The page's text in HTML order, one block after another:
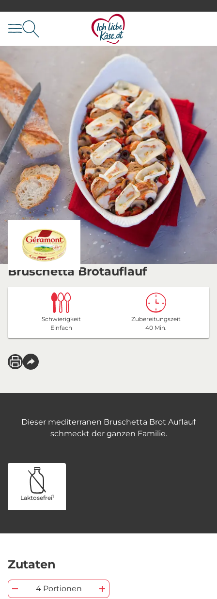
Bruschetta Brotauflauf
Schwierigkeit
Einfach
Zubereitungszeit
40 Min.
Dieser mediterranen Bruschetta Brot Auflauf
schmeckt der ganzen Familie.
Laktosefrei1
Zutaten
4 Portionen